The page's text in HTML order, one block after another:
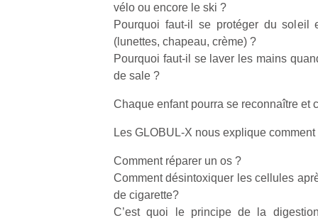
vélo ou encore le ski ?
Pourquoi faut-il se protéger du soleil
(lunettes, chapeau, crème) ?
Pourquoi faut-il se laver les mains
de sale ?
Chaque enfant pourra se reconnaître et
Les GLOBUL-X nous explique
Comment réparer un os ?
Comment désintoxiquer les cellules
de cigarette?
C’est quoi le principe de la